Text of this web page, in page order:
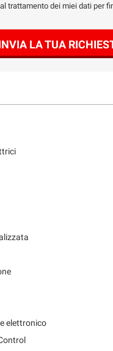
trattamento dei miei dati per
LA TUA
elettronico